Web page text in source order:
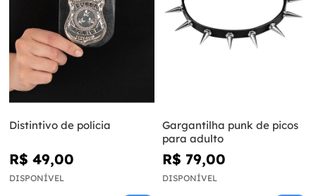
Distintivo de polícia
R$ 49,00
DISPONÍVEL
Gargantilha punk de picos
para adulto
R$ 79,00
DISPONÍVEL